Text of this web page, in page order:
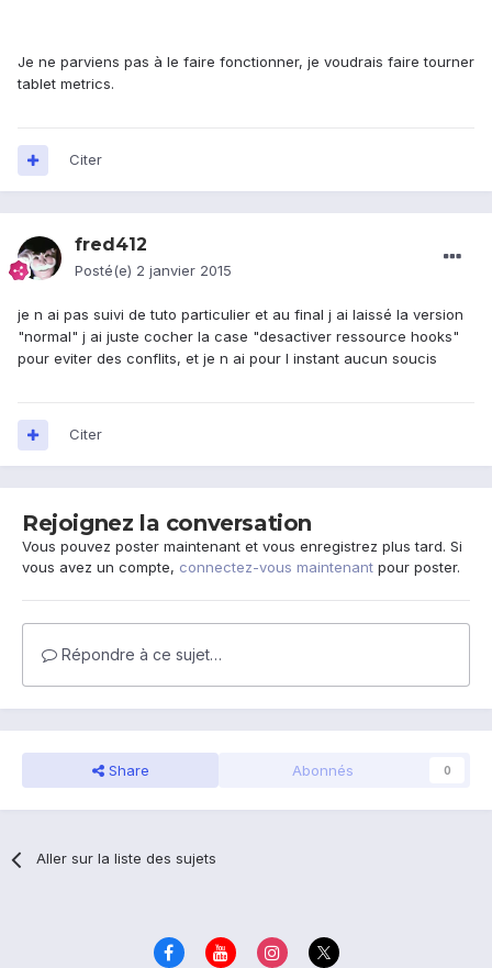
Je ne parviens pas à le faire fonctionner, je voudrais faire tourner
tablet metrics.
Citer
fred412
Posté(e) 2 janvier 2015
je n ai pas suivi de tuto particulier et au final j ai laissé la version
"normal" j ai juste cocher la case "desactiver ressource hooks"
pour eviter des conflits, et je n ai pour l instant aucun soucis
Citer
Rejoignez la conversation
Vous pouvez poster maintenant et vous enregistrez plus tard. Si
vous avez un compte, connectez-vous maintenant pour poster.
Répondre à ce sujet…
Share Abonnés 0
Aller sur la liste des sujets